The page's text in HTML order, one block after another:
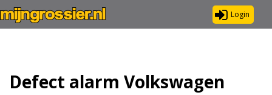
Login
Defect alarm Volkswagen